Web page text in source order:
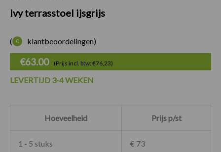
Ivy terrasstoel ijsgrijs
( 0 klantbeoordelingen)
€63.00 (Prijs incl. btw: €76,23)
LEVERTIJD 3-4 WEKEN
Hoeveelheid Prijs p/st
1 - 5 stuks € 73